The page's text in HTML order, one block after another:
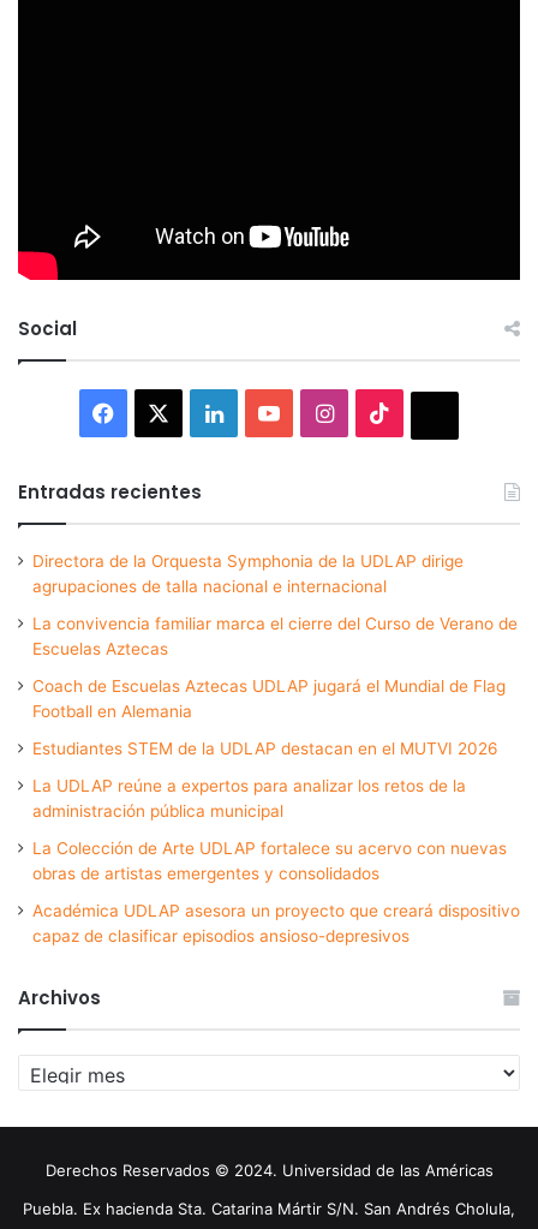
Social
Facebook LinkedInYouTubeInstagram
Entradas recientes
Directora de la Orquesta Symphonia de la UDLAP dirige
agrupaciones de talla nacional e internacional
La convivencia familiar marca el cierre del Curso de Verano de
Escuelas Aztecas
Coach de Escuelas Aztecas UDLAP jugará el Mundial de Flag
Football en Alemania
Estudiantes STEM de la UDLAP destacan en el MUTVI 2026
La UDLAP reúne a expertos para analizar los retos de la
administración pública municipal
La Colección de Arte UDLAP fortalece su acervo con nuevas
obras de artistas emergentes y consolidados
Académica UDLAP asesora un proyecto que creará dispositivo
capaz de clasificar episodios ansioso-depresivos
Archivos
Archivos
Derechos Reservados © 2024. Universidad de las Américas
Puebla. Ex hacienda Sta. Catarina Mártir S/N. San Andrés Cholula,